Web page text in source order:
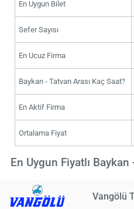
En Uygun Bilet
Sefer Sayısı
En Ucuz Firma
Baykan - Tatvan Arası Kaç Saat?
En Aktif Firma
Ortalama Fiyat
En Uygun Fiyatlı
Vangölü